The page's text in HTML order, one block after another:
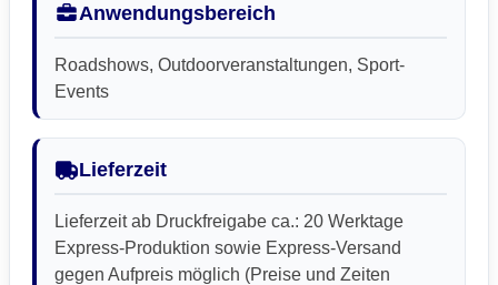
Anwendungsbereich
Roadshows, Outdoorveranstaltungen, Sport-
Events
Lieferzeit
Lieferzeit ab Druckfreigabe ca.: 20 Werktage
Express-Produktion sowie Express-Versand
gegen Aufpreis möglich (Preise und Zeiten